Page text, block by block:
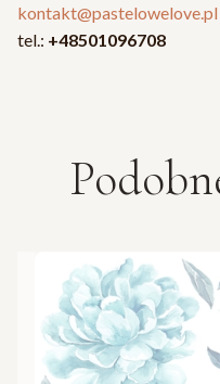
kontakt@pastelowelove.pl
tel.: +48501096708